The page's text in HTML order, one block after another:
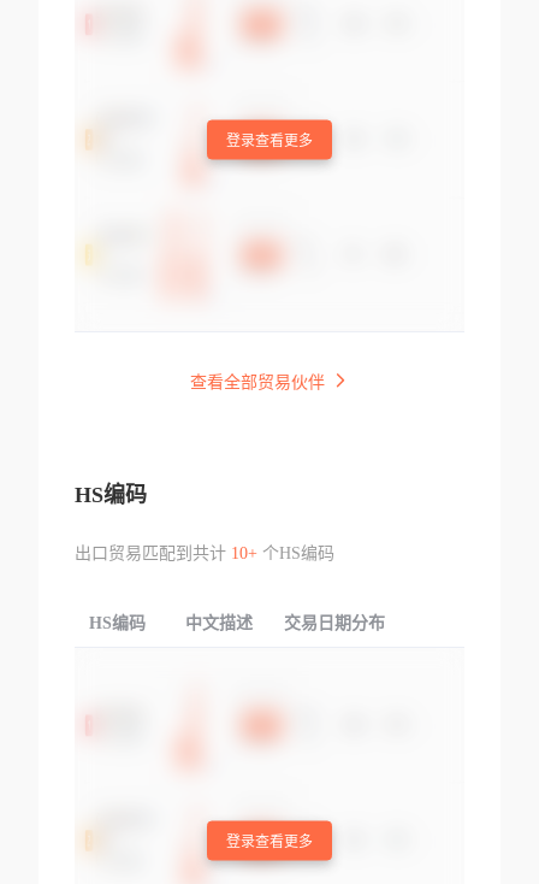
登录查看更多
查看全部贸易伙伴
HS编码
出口贸易匹配到共计 10+个HS编码
HS编码 中文描述 交易日期分布
登录查看更多